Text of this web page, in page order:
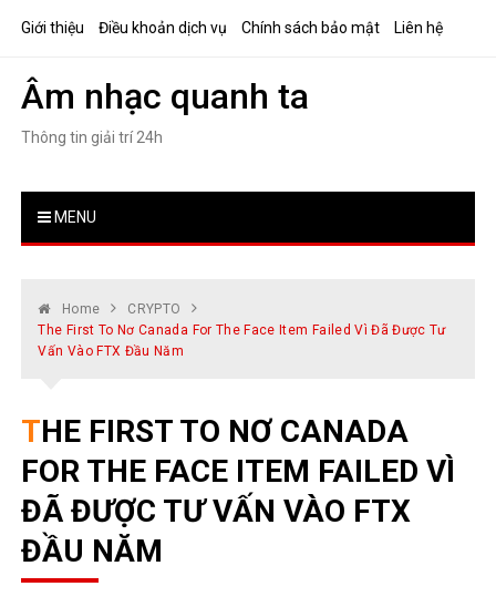
Giới thiệu Điều khoản dịch vụ Chính sách bảo mật Liên hệ
Âm nhạc quanh ta
Thông tin giải trí 24h
MENU
Home
CRYPTO
The First To Nơ Canada For The Face Item Failed Vì Đã Được Tư
Vấn Vào FTX Đầu Năm
THE FIRST TO NƠ CANADA
FOR THE FACE ITEM FAILED VÌ
ĐÃ ĐƯỢC TƯ VẤN VÀO FTX
ĐẦU NĂM